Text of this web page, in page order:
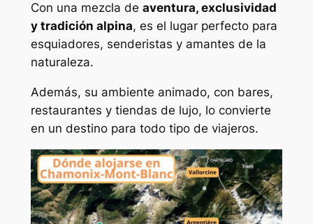
Con una mezcla de aventura, exclusividad
y tradición alpina, es el lugar perfecto para
esquiadores, senderistas y amantes de la
naturaleza.
Además, su ambiente animado, con bares,
restaurantes y tiendas de lujo, lo convierte
en un destino para todo tipo de viajeros.